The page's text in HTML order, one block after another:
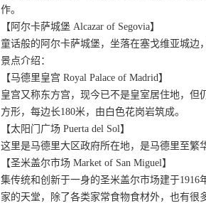
作。
【阿尔卡萨城堡 Alcazar of Segovia】
童话般的阿尔卡萨城堡，坐落在塞戈维亚城边
景点介绍：
【马德里皇宫 Royal Palace of Madrid】
皇宫又称东方宫，现今已不是皇室居住地，
方形，每边长180米，由白色花岗岩筑成。
【太阳门广场 Puerta del Sol】
这里是马德里大区政府所在地，是马德里至繁
【圣米盖尔市场 Market of San Miguel】
集传统和创新于一身的圣米盖尔市场建于
家的天堂，除了各类家常食物食材外，也有很